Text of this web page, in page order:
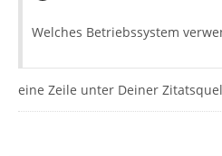
Welches Betriebssystem
eine Zeile unter Deiner